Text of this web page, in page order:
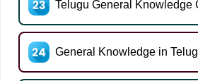
Telugu General Knowledge
General Knowledge in